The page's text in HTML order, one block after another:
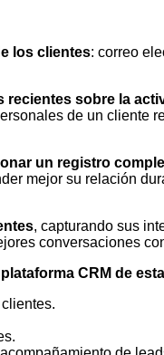
los clientes: correo
recientes sobre la
de un cliente
un registro
mejor su relación
, capturando sus
conversaciones
CRM de